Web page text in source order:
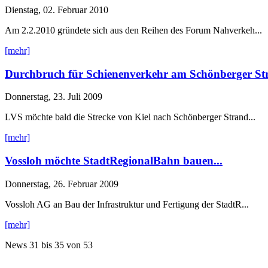
Dienstag, 02. Februar 2010
Am 2.2.2010 gründete sich aus den Reihen des Forum Nahverkeh...
[mehr]
Durchbruch für Schienenverkehr am Schönberger
Donnerstag, 23. Juli 2009
LVS möchte bald die Strecke von Kiel nach Schönberger Strand...
[mehr]
Vossloh möchte StadtRegionalBahn bauen...
Donnerstag, 26. Februar 2009
Vossloh AG an Bau der Infrastruktur und Fertigung der StadtR...
[mehr]
News 31 bis 35 von 53